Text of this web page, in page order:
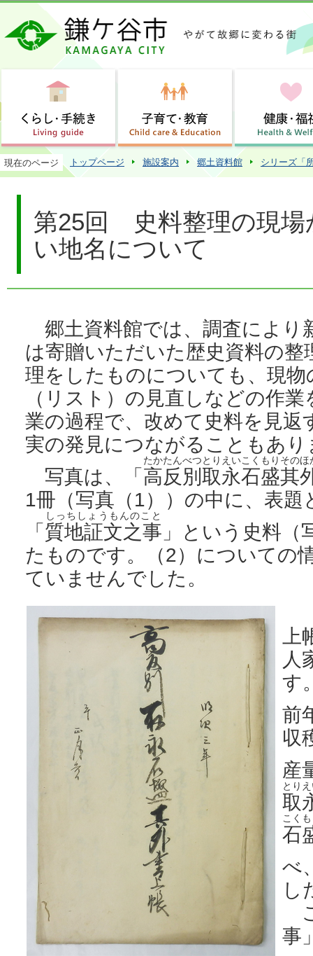
この
現在のページ トップページ 施設案内 郷土資料館 シリーズ「
第25回 史料整理の現場
い地名について
郷土資料館では、調査により
は寄贈いただいた歴史資料の
理をしたものについても、現物
（リスト）の見直しなどの作
業の過程で、改めて史料を見
実の発見につながることもあり
写真は、「 高
たか
反
たん
別
べつ
取
とり
永
えい
石
こく
盛
もり
其
そのほ
1冊（写真（1））の中に、表題
「 質地証文之事
しっちしょうもんのこと
」という史料（
たものです。（2）についての
ていませんでした。
人
す
前
収
産
取
とり
石
こく
べ
し
事